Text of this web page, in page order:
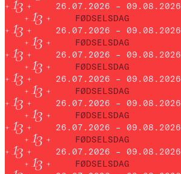
26.07.2026 – 09.08.2026
FØDSELSDAG
26.07.2026 – 09.08.2026
FØDSELSDAG
26.07.2026 – 09.08.2026
FØDSELSDAG
26.07.2026 – 09.08.2026
FØDSELSDAG
26.07.2026 – 09.08.2026
FØDSELSDAG
26.07.2026 – 09.08.2026
FØDSELSDAG
26.07.2026 – 09.08.2026
FØDSELSDAG